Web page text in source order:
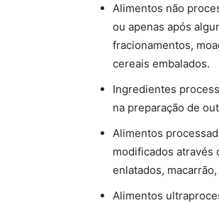
Alimentos não
ou apenas após
fracionamentos,
cereais embalados.
Ingredientes
na preparação de
Alimentos
modificados através
enlatados,
Alimentos